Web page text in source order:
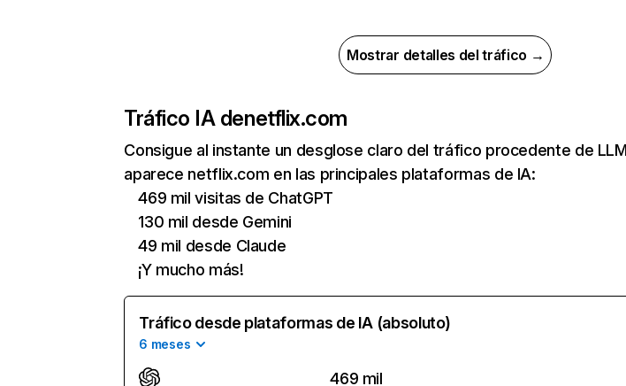
Mostrar detalles del tráfico →
Tráfico IA denetflix.com
Consigue al instante un desglose claro del tráfico procedente de
aparece netflix.com en las principales plataformas de IA:
469 mil visitas de ChatGPT
130 mil desde Gemini
49 mil desde Claude
¡Y mucho más!
Tráfico desde plataformas de IA (absoluto)
6 meses
469 mil